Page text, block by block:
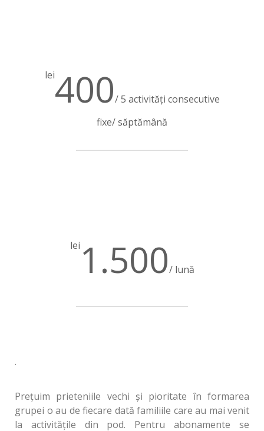
lei400/ 5 activități consecutive
fixe/ săptămână
lei 1.500/ lună
.
Prețuim prieteniile vechi și pioritate în formarea
grupei o au de fiecare dată familiile care au mai venit
la activitățile din pod. Pentru abonamente se